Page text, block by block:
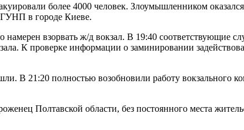
более 4000 человек. Злоумышленником
ГУНП в городе Киеве.
взорвать ж/д вокзал. В 19:40 соответствующие
К проверке информации о заминировании
В 21:20 полностью возобновили работу вокзального
Полтавской области, без постоянного места